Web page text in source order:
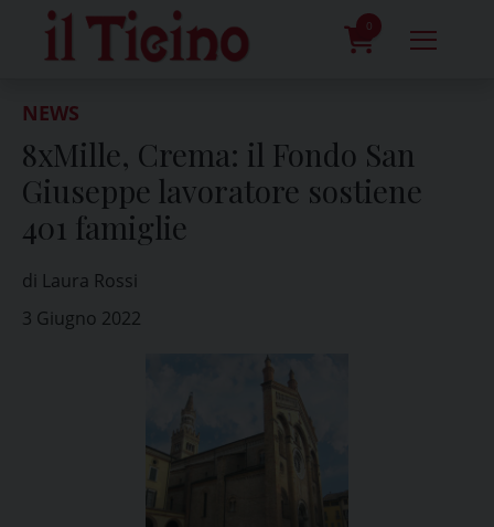
content
0
NEWS
8xMille, Crema: il Fondo San
Giuseppe lavoratore sostiene
401 famiglie
di Laura Rossi
3 Giugno 2022